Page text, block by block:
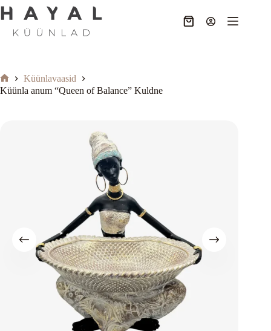
Skip
to
content
Ostukorv
Home
Küünlavaasid
Küünla anum “Queen of Balance” Kuldne